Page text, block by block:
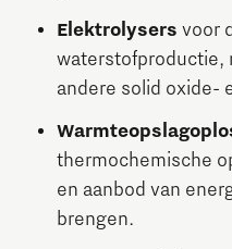
Elektrolysers voor
waterstofproductie,
andere solid oxide-
thermochemische
en aanbod van
brengen.